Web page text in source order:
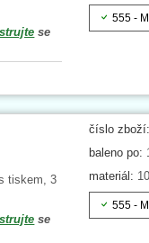
555 -
se
číslo zboží:
baleno po:
materiál:
555 -
tiskem, 3
se